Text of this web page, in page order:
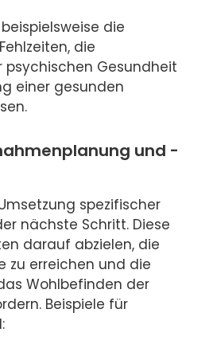
die
die
psychischen Gesundheit
einer gesunden
und -
spezifischer
nächste Schritt. Diese
darauf abzielen, die
zu erreichen und die
Wohlbefinden der
Beispiele für